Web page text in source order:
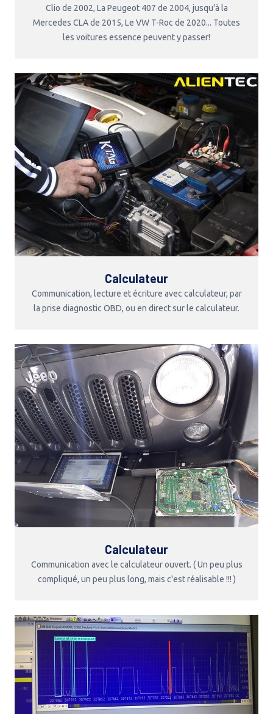
Clio de 2002, La Peugeot 407 de 2004, jusqu'à la
Mercedes CLA de 2015, Le VW T-Roc de 2020... Toutes
les voitures essence peuvent y passer!
Calculateur
Communication, lecture et écriture avec calculateur, par
la prise diagnostic OBD, ou en direct sur le calculateur.
Calculateur
Communication avec le calculateur ouvert. ( Un peu plus
compliqué, un peu plus long, mais c'est réalisable !!! )